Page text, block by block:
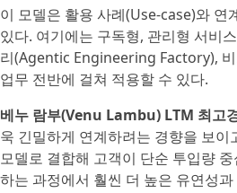
이 모델은 활용 사례(Use-case)와
있다. 여기에는 구독형, 관리형 서비
리(Agentic Engineering Factory),
업무 전반에 걸쳐 적용할 수 있다.
베누 람부(Venu Lambu) LTM 최고
욱 긴밀하게 연계하려는 경향을 보
모델로 결합해 고객이 단순 투입량
하는 과정에서 훨씬 더 높은 유연성